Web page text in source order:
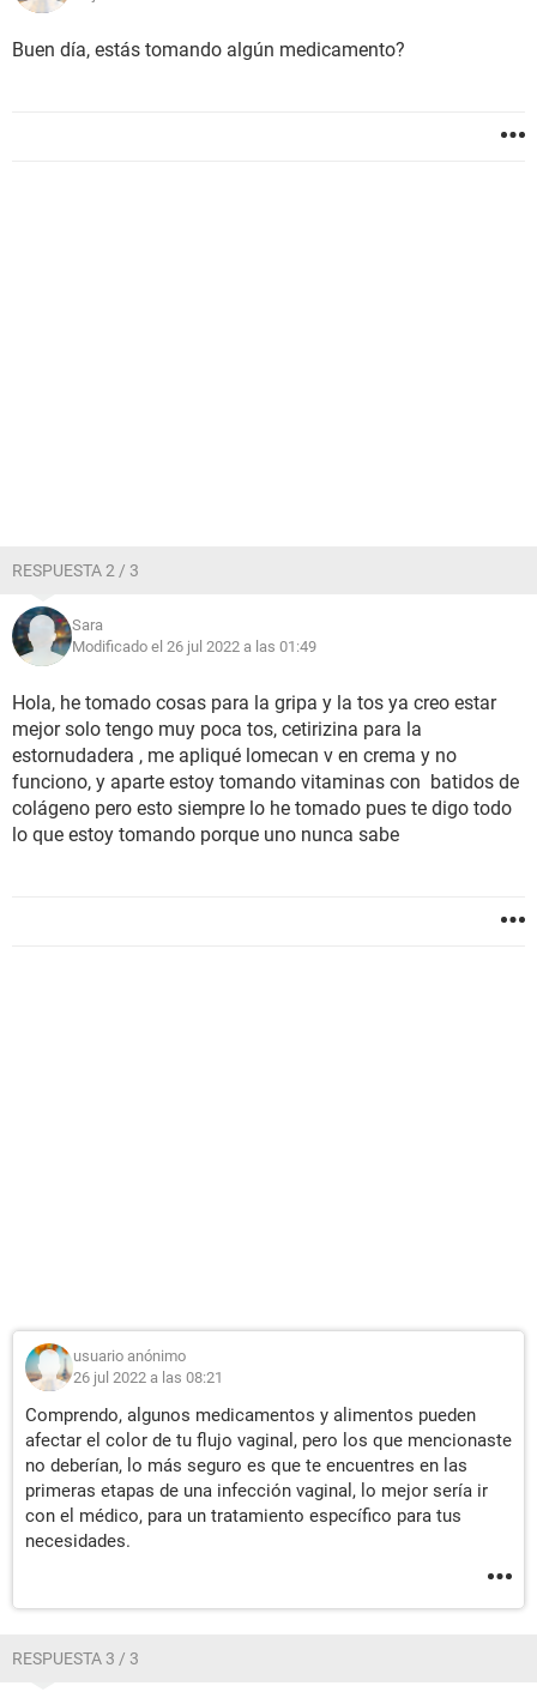
Buen día, estás tomando algún medicamento?
RESPUESTA 2 / 3
Sara
Modificado el 26 jul 2022 a las 01:49
Hola, he tomado cosas para la gripa y la tos ya creo estar
mejor solo tengo muy poca tos, cetirizina para la
estornudadera , me apliqué lomecan v en crema y no
funciono, y aparte estoy tomando vitaminas con batidos de
colágeno pero esto siempre lo he tomado pues te digo todo
lo que estoy tomando porque uno nunca sabe
usuario anónimo
26 jul 2022 a las 08:21
Comprendo, algunos medicamentos y alimentos pueden
afectar el color de tu flujo vaginal, pero los que mencionaste
no deberían, lo más seguro es que te encuentres en las
primeras etapas de una infección vaginal, lo mejor sería ir
con el médico, para un tratamiento específico para tus
necesidades.
RESPUESTA 3 / 3